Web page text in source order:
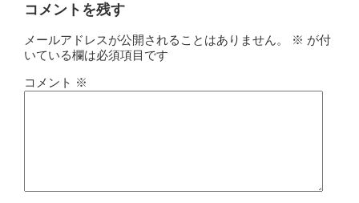
コメントを残す
メールアドレスが公開されることはありません。 ※ が付
いている欄は必須項目です
コメント ※